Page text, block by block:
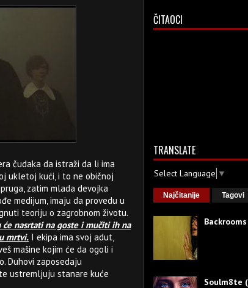
čudaka da istraži da li ima
ukletoj kući, i to ne običnoj
zatim mlada devojka
medijum, imaju da provedu u
teoriju o zagrobnom životu.
nasrtati na goste i mučiti ih na
mrtvi. I ekipa ima svoj adut,
mašine kojim će da ogoli i
Duhovi zaposedaju
ustremljuju stanare kuće
ČITAOCI
TRANSLATE
Select Language ▼
Najčitanije Tagovi
Soulm8te